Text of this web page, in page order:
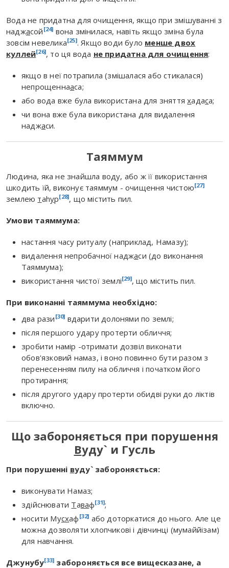
Вода не придатна для очищення, якщо при змішуванні з
наджасой [24] вона змінилася, навіть якщо зміна була
зовсім невелика[25]. Якщо води було менше двох
куллей[26], то ця вода не придатна для очищення:
якщо в неї потрапила (змішалася або стикалася)
непрощеннааса;
або вода вже була використана для зняттяхадаса;
чи вона вже була використана для видалення
наджаси.
Таяммум
Людина, яка не знайшла воду, або ж її використання
шкодить їй, виконує таяммум - очищення чистою[27]
землею таhур[28], що містить пил.
Умови таяммума:
настання часу ритуалу (наприклад, Намазу);
видалення непробачної наджаси (до виконання
Таяммума);
використання чистої землі[29], що містить пил.
При виконанні таяммума необхідно:
два рази [30] вдарити долонями по землі;
після першого удару протерти обличчя;
зробити намір -отримати дозвіл виконати
обов'язковий намаз, і воно повинно бути разом з
перенесенням пилу на обличчя і початком його
протирання;
після другого удару протерти обидві руки до ліктів
включно.
Що забороняється при порушення
Вуду` и Гусль
При порушенні вуду` забороняється:
виконувати Намаз;
здійснювати Таваф[31];
носити Мусхаф [32] або доторкатися до нього. Але це
можна дозволяти хлопчикові і дівчинці (мумаййізам)
для навчання.
Джунубу[33] забороняється все вищесказане, а